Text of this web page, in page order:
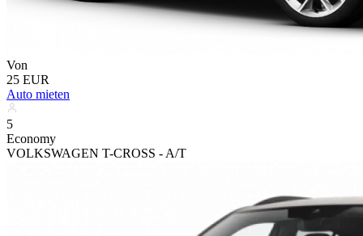
Von
25 EUR
Auto mieten
5
Economy
VOLKSWAGEN T-CROSS - A/T